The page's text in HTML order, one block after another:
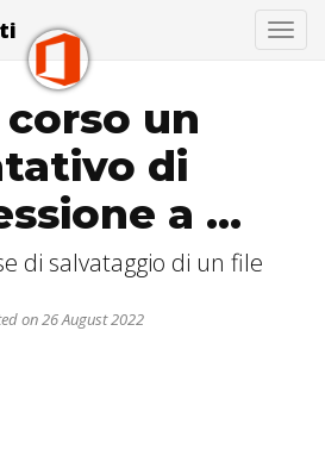
corso un
di
a ...
di salvataggio di un file
on 26 August 2022